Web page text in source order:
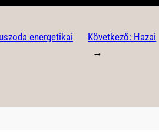
energetikai
Következő: Hazai
→